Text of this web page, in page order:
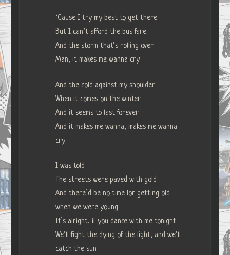
‘Cause I try my best to get there
But I can’t afford the bus fare
And the storm that’s rolling over
Man, it makes me wanna cry
And the cold against my shoulder
When it comes on the winter
And it seems to last forever
And it makes me wanna, makes me wanna
cry
I was told
The streets were paved with gold
And there’d be no time for getting old
when we were young
It’s alright, if you dance with me tonight
We’ll fight the dying of the light, and we’ll
catch the sun